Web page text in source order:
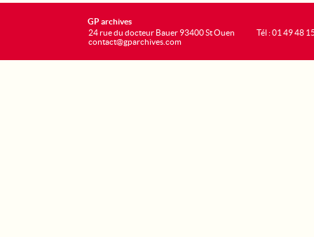
GP archives
24 rue du docteur Bauer 93400 St Ouen
contact@gparchives.com
Tél : 01 49 48